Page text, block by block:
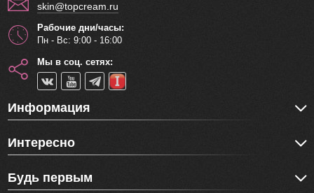
skin@topcream.ru
Рабочие дни/часы:
Пн - Вс: 9:00 - 16:00
Мы в соц. сетях:
Информация
Интересно
Будь первым